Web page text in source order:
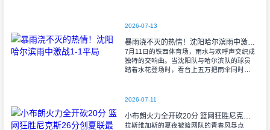
2026-07-13
暴雨浇不灭的热情！沈阳哈尔滨雨中激战1-1平局
7月11日的铁西体育场，雨水与欢呼声交织成
独特的交响曲。当沈阳队与哈尔滨队的球员
踏着水花登场时，看台上五万把雨伞同时收
2026-07-11
小布朗火力全开砍20分 篮网狂胜尼克斯26分创夏联最大分差
拉斯维加斯的夏夜被篮网队的青春风暴点